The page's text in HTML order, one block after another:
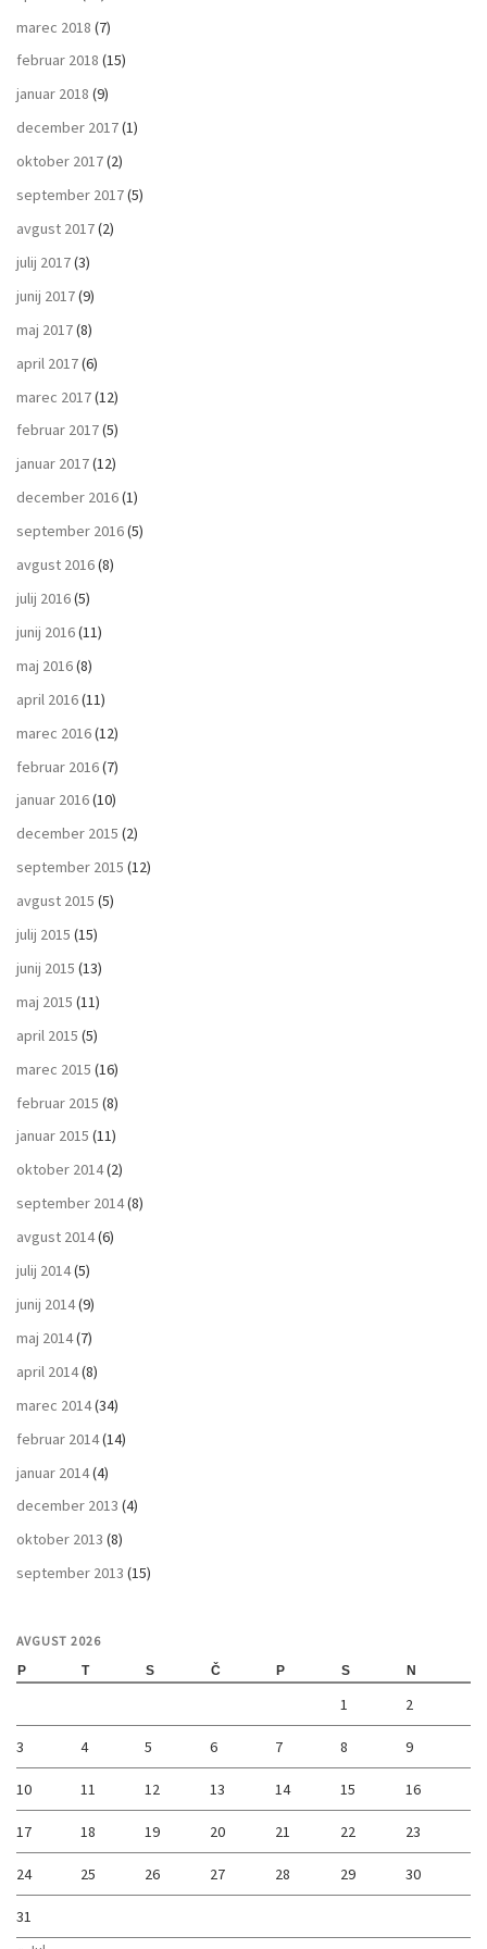
marec 2018 (7)
februar 2018 (15)
januar 2018 (9)
december 2017(1)
oktober 2017(2)
september 2017(5)
avgust 2017(2)
julij 2017(3)
junij 2017(9)
maj 2017(8)
april 2017(6)
marec 2017(12)
februar 2017(5)
januar 2017(12)
december 2016(1)
september 2016(5)
avgust 2016(8)
julij 2016(5)
junij 2016(11)
maj 2016(8)
april 2016(11)
marec 2016(12)
februar 2016(7)
januar 2016(10)
december 2015 (2)
september 2015 (12)
avgust 2015 (5)
julij 2015 (15)
junij 2015 (13)
maj 2015 (11)
april 2015 (5)
marec 2015 (16)
februar 2015 (8)
januar 2015 (11)
oktober 2014(2)
september 2014(8)
avgust 2014(6)
julij 2014(5)
junij 2014(9)
maj 2014(7)
april 2014(8)
marec 2014(34)
februar 2014(14)
januar 2014(4)
december 2013 (4)
oktober 2013 (8)
september 2013 (15)
AVGUST 2026
P T S Č P S N
1 2
3 4 5 6 7 8 9
10 11 12 13 14 15 16
17 18 19 20 21 22 23
24 25 26 27 28 29 30
31